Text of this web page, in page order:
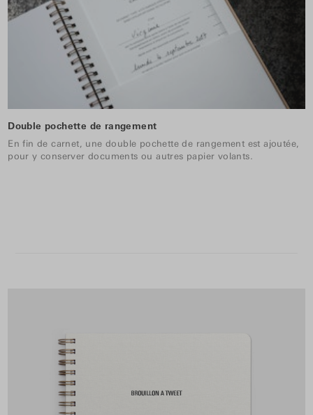
Double pochette de rangement
En fin de carnet, une double pochette de rangement est ajoutée,
pour y conserver documents ou autres papier volants.